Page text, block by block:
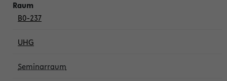
B0-237
UHG
Seminarraum